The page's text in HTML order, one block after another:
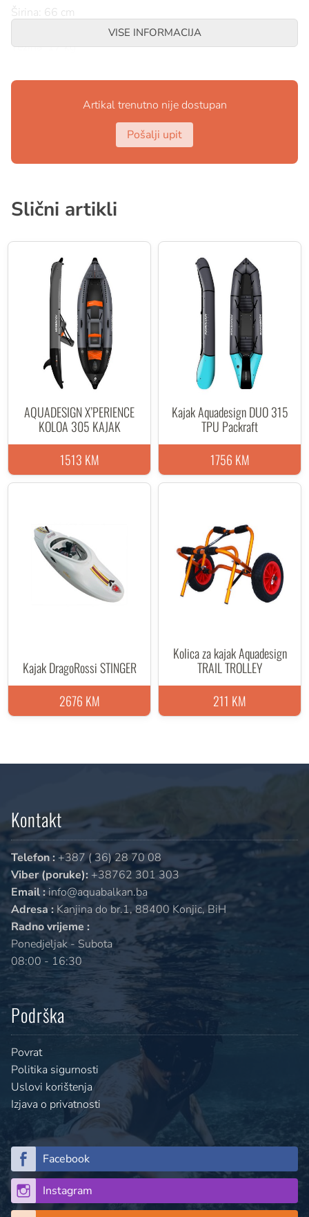
Širina: 66 cm
Težina: 17 kg
ARTIKAL PO NARUDŽBI!
VISE INFORMACIJA
Artikal trenutno nije dostupan
Pošalji upit
Slični artikli
AQUADESIGN X’PERIENCE
KOLOA 305 KAJAK
1513 KM
Kajak Aquadesign DUO 315
TPU Packraft
1756 KM
Kajak DragoRossi STINGER
2676 KM
Kolica za kajak Aquadesign
TRAIL TROLLEY
211 KM
Kontakt
Telefon : +387 ( 36) 28 70 08
Viber (poruke): +38762 301 303
Email :info@aquabalkan.ba
Adresa : Kanjina do br.1, 88400 Konjic, BiH
Radno vrijeme :
Ponedjeljak - Subota
08:00 - 16:30
Podrška
Povrat
Politika sigurnosti
Uslovi korištenja
Izjava o privatnosti
Facebook
Instagram